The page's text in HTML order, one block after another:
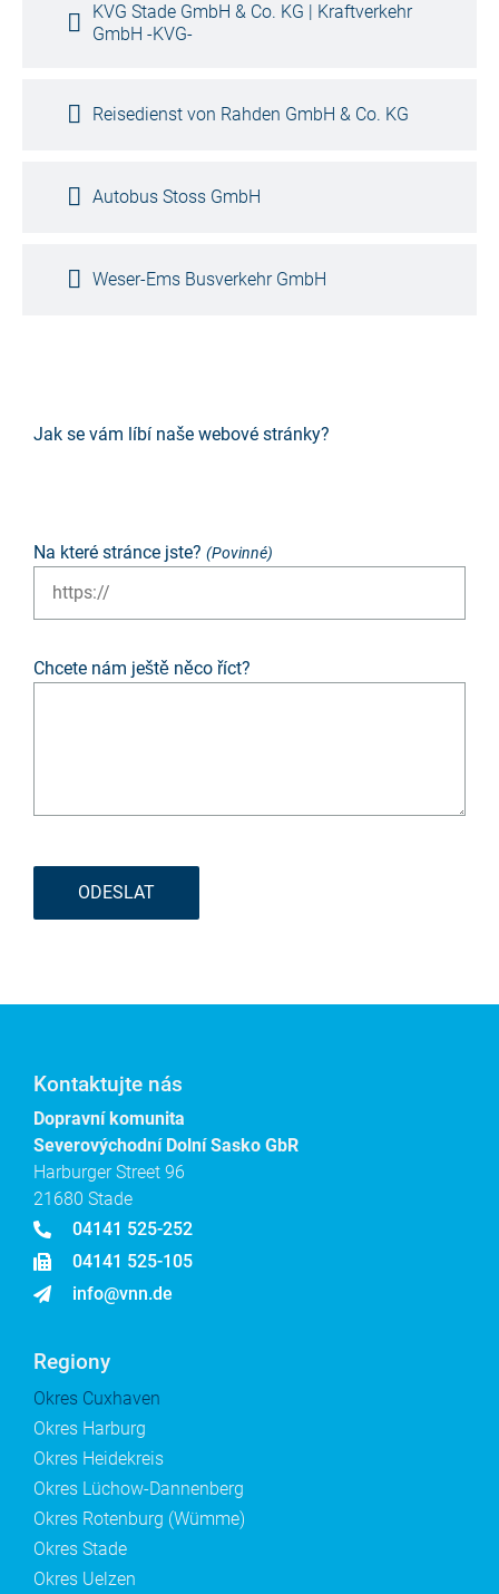
KVG Stade GmbH & Co. KG | Kraftverkehr
GmbH -KVG-
Reisedienst von Rahden GmbH & Co. KG
Autobus Stoss GmbH
Weser-Ems Busverkehr GmbH
Jak se vám líbí naše webové stránky?
Na které stránce jste? (Povinné)
Chcete nám ještě něco říct?
ODESLAT
Kontaktujte nás
Dopravní komunita
Severovýchodní Dolní Sasko GbR
Harburger Street 96
21680 Stade
04141 525-252
04141 525-105
info@vnn.de
Regiony
Okres Cuxhaven
Okres Harburg
Okres Heidekreis
Okres Lüchow-Dannenberg
Okres Rotenburg (Wümme)
Okres Stade
Okres Uelzen